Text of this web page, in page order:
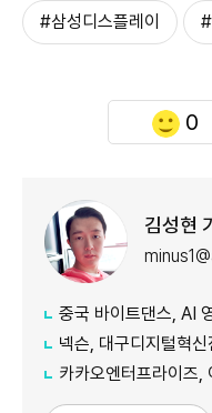
#삼성디스플레이
0
김성현
중국 바이트댄스, AI 영상
넥슨, 대구디지털혁신진
카카오엔터프라이즈,